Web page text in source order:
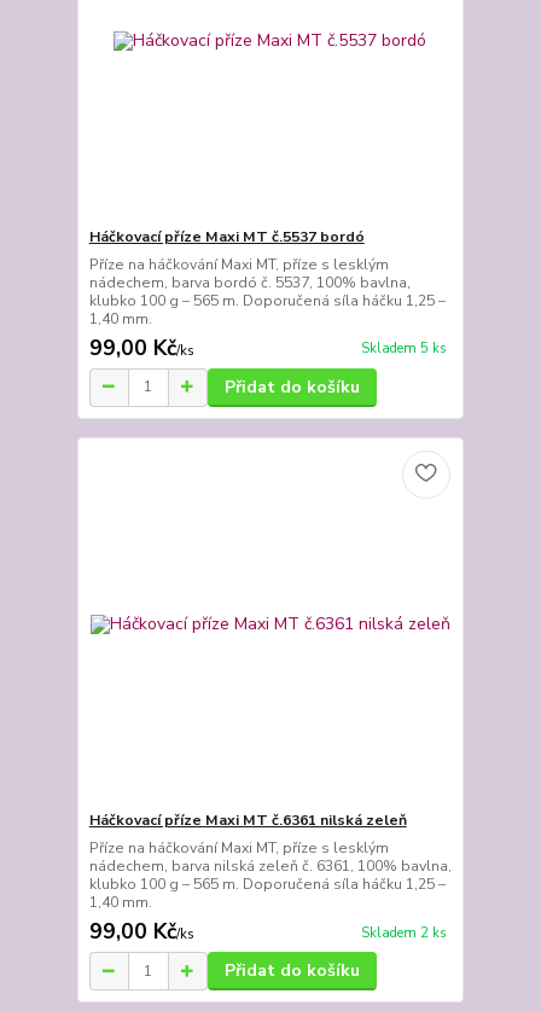
Háčkovací příze Maxi MT č.5537 bordó
Příze na háčkování Maxi MT, příze s lesklým
nádechem, barva bordó č. 5537, 100% bavlna,
klubko 100 g – 565 m. Doporučená síla háčku 1,25 –
1,40 mm.
99,00 Kč/ks Skladem 5 ks
Přidat do košíku
Háčkovací příze Maxi MT č.6361 nilská zeleň
Příze na háčkování Maxi MT, příze s lesklým
nádechem, barva nilská zeleň č. 6361, 100% bavlna,
klubko 100 g – 565 m. Doporučená síla háčku 1,25 –
1,40 mm.
99,00 Kč/ks Skladem 2 ks
Přidat do košíku